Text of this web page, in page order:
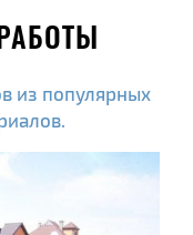
из популярных